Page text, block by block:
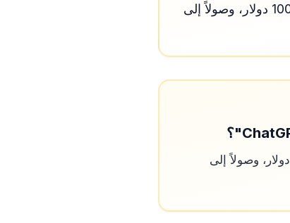
تغطية شاملة لآخر أخبار شركة OpenAI، بدءاً من إطلاق باقة الاشتراك الشهرية الجديدة بقيمة 100 دولار، وصولاً إلى
تغطية شاملة لآخر أخبار شركة OpenAI، بدءاً من إطلاق باقة الاشتراك الشهرية الجديدة بقيمة 100 دولار، وصولاً إلى